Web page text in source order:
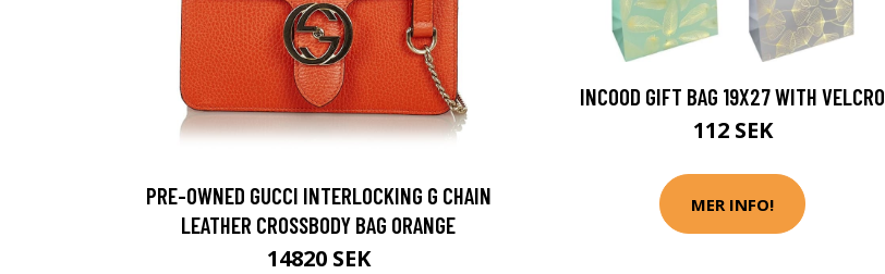
PRE-OWNED GUCCI INTERLOCKING G CHAIN
LEATHER CROSSBODY BAG ORANGE
14820 SEK
INCOOD GIFT BAG 19X27 WITH VELCRO
112 SEK
MER INFO!